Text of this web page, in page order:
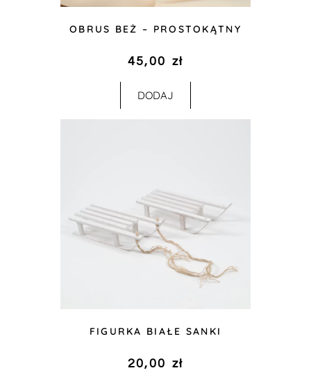
OBRUS BEŻ – PROSTOKĄTNY
45,00 zł
DODAJ
FIGURKA BIAŁE SANKI
20,00 zł